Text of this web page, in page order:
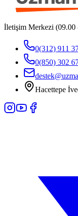
İletişim Merkezi (09.00
0(312) 911
0(850) 302
Hacettepe